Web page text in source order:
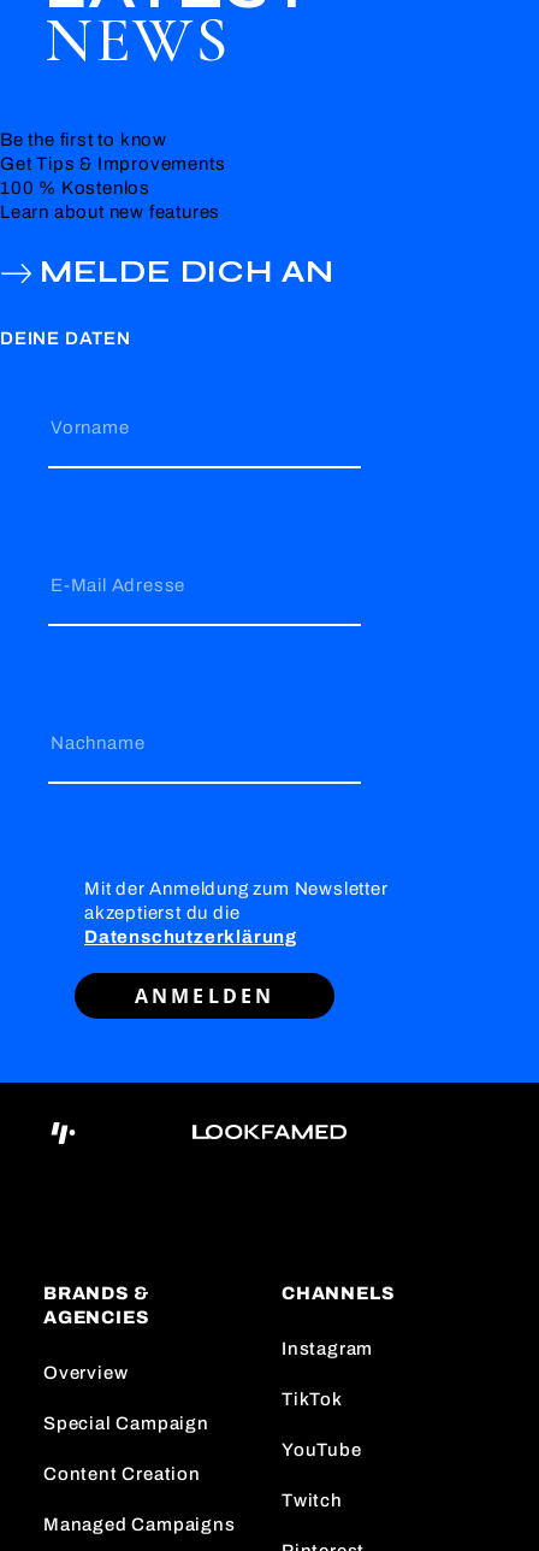
NEWS
Be the first to know
Get Tips & Improvements
100 % Kostenlos
Learn about new features
MELDE DICH AN
DEINE DATEN
Vorname
E-Mail Adresse
Nachname
Mit der Anmeldung zum Newsletter
akzeptierst du die
Datenschutzerklärung
ANMELDEN
BRANDS &
AGENCIES
Overview
Special Campaign
Content Creation
Managed Campaigns
CHANNELS
Instagram
TikTok
YouTube
Twitch